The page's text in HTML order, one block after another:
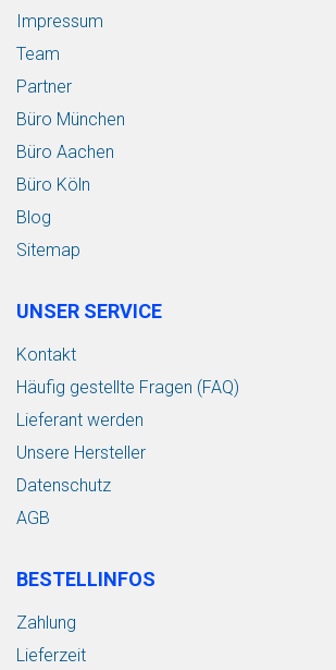
Impressum
Team
Partner
Büro München
Büro Aachen
Büro Köln
Blog
Sitemap
UNSER SERVICE
Kontakt
Häufig gestellte Fragen (FAQ)
Lieferant werden
Unsere Hersteller
Datenschutz
AGB
BESTELLINFOS
Zahlung
Lieferzeit